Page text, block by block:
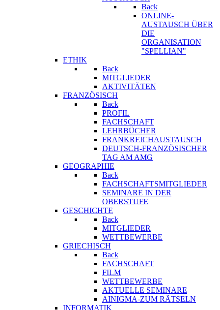
Back
ONLINE-
AUSTAUSCH ÜBER
DIE
ORGANISATION
"SPELLIAN"
ETHIK
Back
MITGLIEDER
AKTIVITÄTEN
FRANZÖSISCH
Back
PROFIL
FACHSCHAFT
LEHRBÜCHER
FRANKREICHAUSTAUSCH
DEUTSCH-FRANZÖSISCHER
TAG AM AMG
GEOGRAPHIE
Back
FACHSCHAFTSMITGLIEDER
SEMINARE IN DER
OBERSTUFE
GESCHICHTE
Back
MITGLIEDER
WETTBEWERBE
GRIECHISCH
Back
FACHSCHAFT
FILM
WETTBEWERBE
AKTUELLE SEMINARE
AINIGMA-ZUM RÄTSELN
INFORMATIK